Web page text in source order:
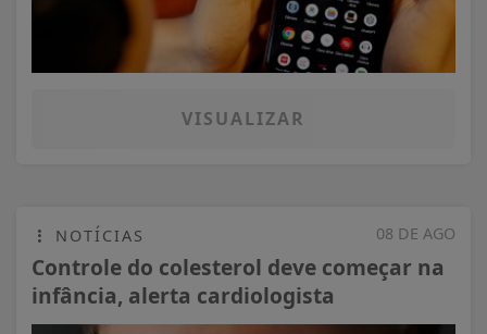
VISUALIZAR
08 DE AGO
NOTÍCIAS
Controle do colesterol deve começar na
infância, alerta cardiologista